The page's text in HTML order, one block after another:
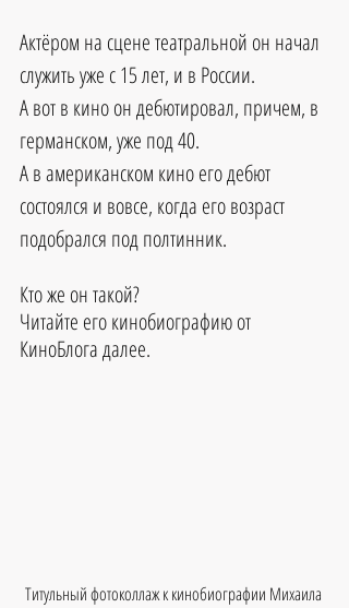
Актёром на сцене театральной он начал
служить уже с 15 лет, и в России.
А вот в кино он дебютировал, причем, в
германском, уже под 40.
А в американском кино его дебют
состоялся и вовсе, когда его возраст
подобрался под полтинник.
Кто же он такой?
Читайте его кинобиографию от
КиноБлога далее.
Титульный фотоколлаж к кинобиографии Михаила